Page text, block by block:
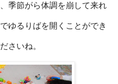
季節がら体調を崩して来れ
ゆるりばを開くことができ
さいね。